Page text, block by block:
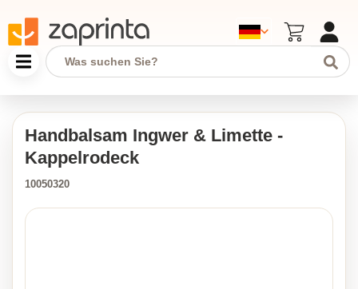
Handbalsam Ingwer & Limette -
Kappelrodeck
10050320